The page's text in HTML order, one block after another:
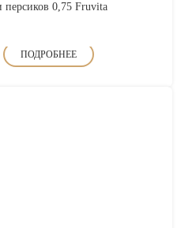
персиков 0,75 Fruvita
ПОДРОБНЕЕ